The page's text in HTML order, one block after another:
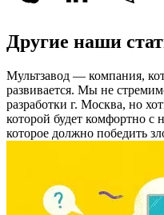
Другие наши
Мультзавод — компания,
развивается. Мы не
разработки г. Москва, но
которой будет комфортно с
которое должно победить